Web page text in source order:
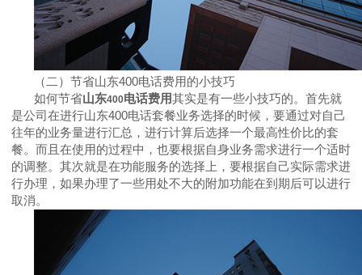
（二） 节省山东400电话费用的小技巧
如何节省山东400电话费用其实是有一些小技巧的。首先就
是公司在进行山东400电话套餐业务选择的时候，要通过对自己
往年的业务量进行汇总，进行计算后选择一个最高性价比的套
餐。而且在使用的过程中，也要根据自身业务需求进行一个适时
的调整。其次就是在功能服务的选择上，要根据自己实际需求进
行办理，如果办理了一些用处不大的附加功能在到期后可以进行
取消。